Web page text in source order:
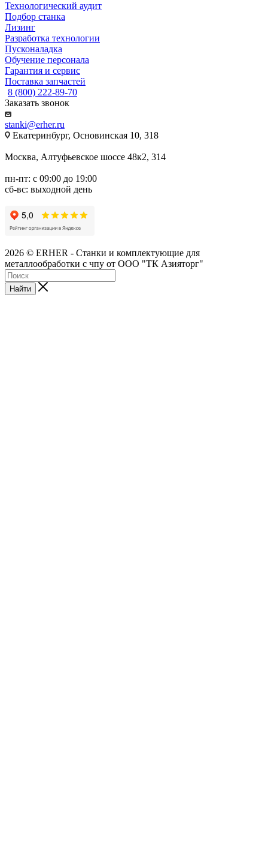
Технологический аудит
Подбор станка
Лизинг
Разработка технологии
Пусконаладка
Обучение персонала
Гарантия и сервис
Поставка запчастей
8 (800) 222-89-70
Заказать звонок
stanki@erher.ru
Екатеринбург, Основинская 10, 318
Москва, Алтуфьевское шоссе 48к2, 314
пн-пт: с 09:00 до 19:00
сб-вс: выходной день
2026 © ERHER - Станки и комплектующие для
металлообработки с чпу от ООО "ТК Азияторг"
Найти